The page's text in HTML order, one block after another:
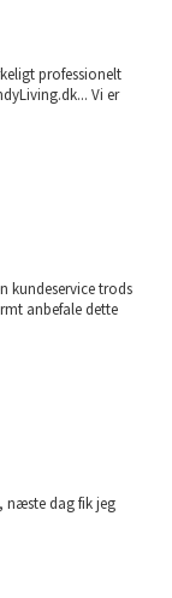
professionelt
Vi er
kundeservice trods
anbefale dette
næste dag fik jeg